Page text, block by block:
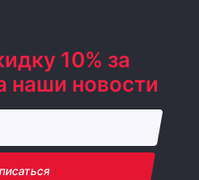
10% за
наши новости